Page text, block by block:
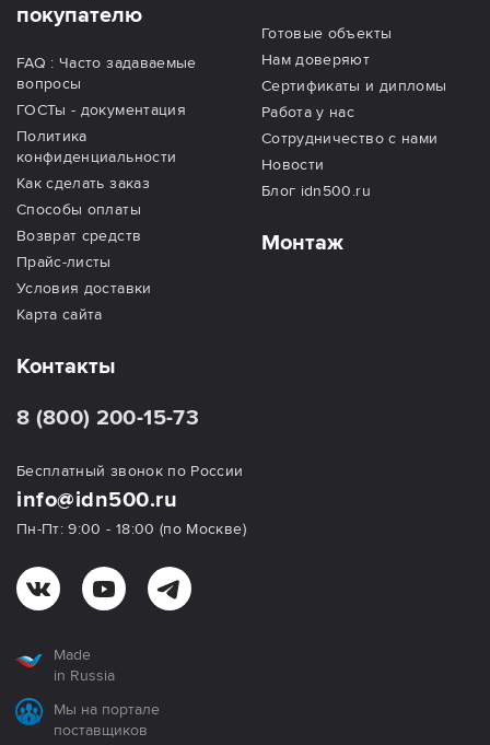
покупателю
FAQ : Часто задаваемые
вопросы
ГОСТы - документация
Политика
конфиденциальности
Как сделать заказ
Способы оплаты
Возврат средств
Прайс-листы
Условия доставки
Карта сайта
Готовые объекты
Нам доверяют
Сертификаты и дипломы
Работа у нас
Сотрудничество с нами
Новости
Блог idn500.ru
Монтаж
Контакты
8 (800) 200-15-73
Бесплатный звонок по России
info@idn500.ru
Пн-Пт: 9:00 - 18:00 (по Москве)
Made
in Russia
Мы на портале
поставщиков